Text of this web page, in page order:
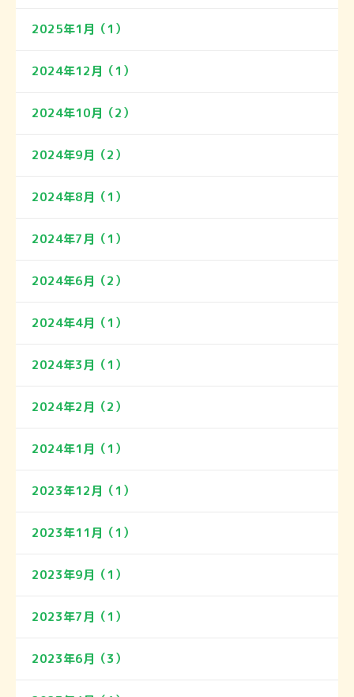
2025年1月（1）
2024年12月（1）
2024年10月（2）
2024年9月（2）
2024年8月（1）
2024年7月（1）
2024年6月（2）
2024年4月（1）
2024年3月（1）
2024年2月（2）
2024年1月（1）
2023年12月（1）
2023年11月（1）
2023年9月（1）
2023年7月（1）
2023年6月（3）